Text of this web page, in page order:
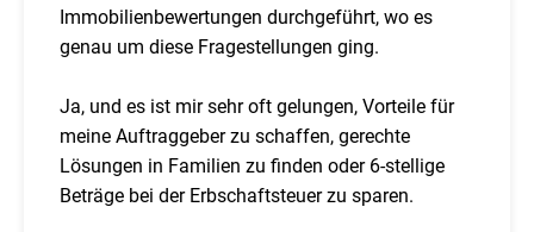
Immobilienbewertungen durchgeführt, wo es
genau um diese Fragestellungen ging.
Ja, und es ist mir sehr oft gelungen, Vorteile für
meine Auftraggeber zu schaffen, gerechte
Lösungen in Familien zu finden oder 6-stellige
Beträge bei der Erbschaftsteuer zu sparen.